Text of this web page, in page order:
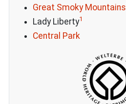
Great Smoky Mountains
Lady Liberty1
Central Park